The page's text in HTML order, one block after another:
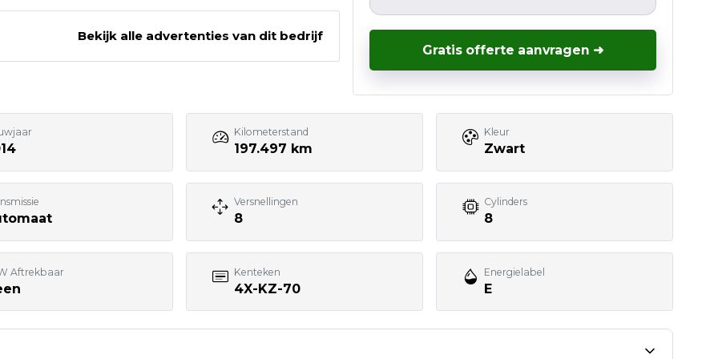
0252 - 532222
Bekijk alle advertenties van dit bedrijf
Gratis offerte aanvragen ➜
Kilometerstand
197.497 km
Kleur
Zwart
Versnellingen
8
Cylinders
8
Aftrekbaar Kenteken
4X-KZ-70
Energielabel
E